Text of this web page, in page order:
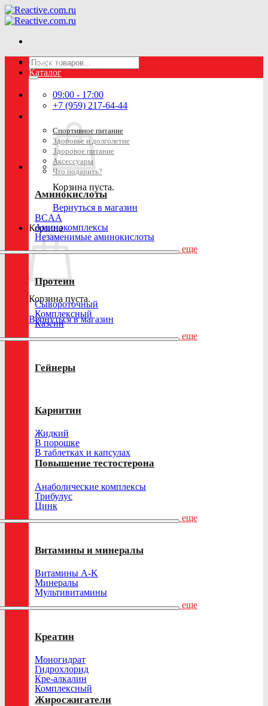
Skip
to
Искать:
09:00 - 17:00
+7 (959) 217-64-44
Корзина пуста.
Вернуться в магазин
Корзина
Корзина пуста.
Вернуться в магазин
Главная
Каталог
Спортивное питание
Здоровье и долголетие
Здоровое питание
Аксессуары
Что подарить?
Аминокислоты
BCAA
Аминокомплексы
Незаменимые аминокислоты
еще
Протеин
Сывороточный
Комплексный
Казеин
еще
Гейнеры
Карнитин
Жидкий
В порошке
В таблетках и капсулах
Повышение тестостерона
Анаболические комплексы
Трибулус
Цинк
еще
Витамины и минералы
Витамины A-K
Минералы
Мультивитамины
еще
Креатин
Моногидрат
Гидрохлорид
Кре-алкалин
Комплексный
Жиросжигатели